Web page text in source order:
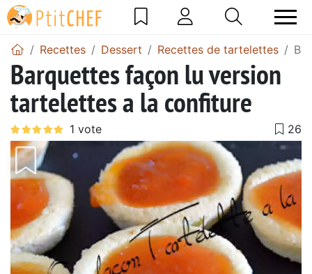
Recettes Dessert Recettes de tartelettes
Barquettes façon lu version
tartelettes a la confiture